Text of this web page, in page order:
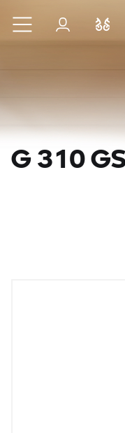
Przejdź do głównej
Zaloguj
G 310